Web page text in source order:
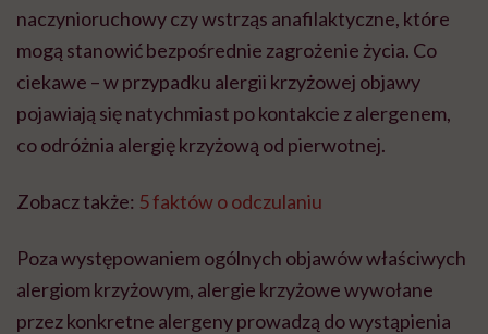
naczynioruchowy czy wstrząs anafilaktyczne, które
mogą stanowić bezpośrednie zagrożenie życia. Co
ciekawe – w przypadku alergii krzyżowej objawy
pojawiają się natychmiast po kontakcie z alergenem,
co odróżnia alergię krzyżową od pierwotnej.
Zobacz także: 5 faktów o odczulaniu
Poza występowaniem ogólnych objawów właściwych
alergiom krzyżowym, alergie krzyżowe wywołane
przez konkretne alergeny prowadzą do wystąpienia